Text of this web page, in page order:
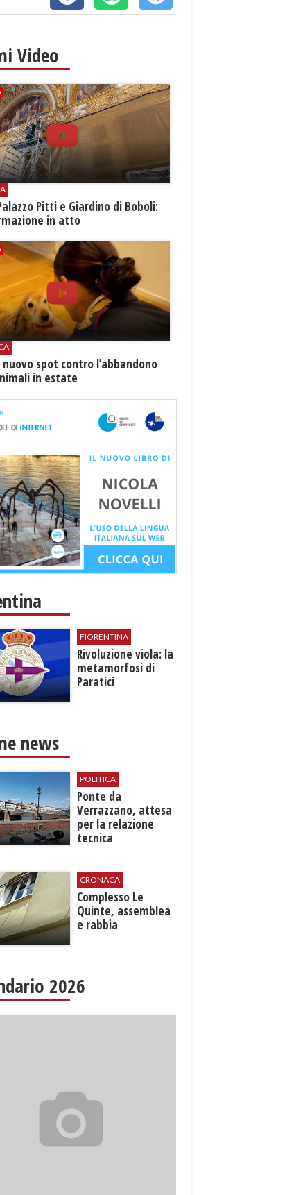
Video
Pitti e Giardino di Boboli:
in atto
nuovo spot contro l’abbandono
in estate
FIORENTINA
​Rivoluzione viola: la
metamorfosi di
Paratici
news
POLITICA
Ponte da
Verrazzano, attesa
per la relazione
tecnica
CRONACA
Complesso Le
Quinte, assemblea
e rabbia
2026